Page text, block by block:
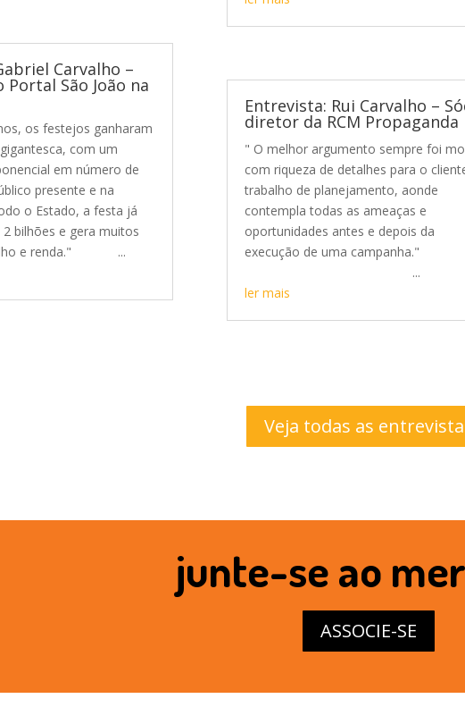
Carvalho –
Portal São João na
os festejos ganharam
com um
em número de
presente e na
o Estado, a festa já
2 bilhões e gera muitos
e renda." ...
Entrevista: Rui Carvalho –
diretor da RCM Propaganda
" O melhor argumento sempre foi
com riqueza de detalhes para o
trabalho de planejamento, aonde
contempla todas as ameaças e
oportunidades antes e depois da
execução de uma
...
ler mais
Veja todas as
junte-se ao
ASSOCIE-SE